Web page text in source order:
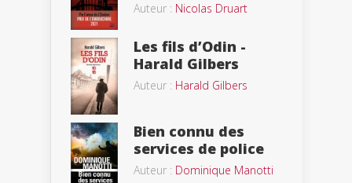
Auteur : Nicolas Druart
Les fils d’Odin -
Harald Gilbers
Auteur : Harald Gilbers
Bien connu des
services de police
Auteur : Dominique Manotti